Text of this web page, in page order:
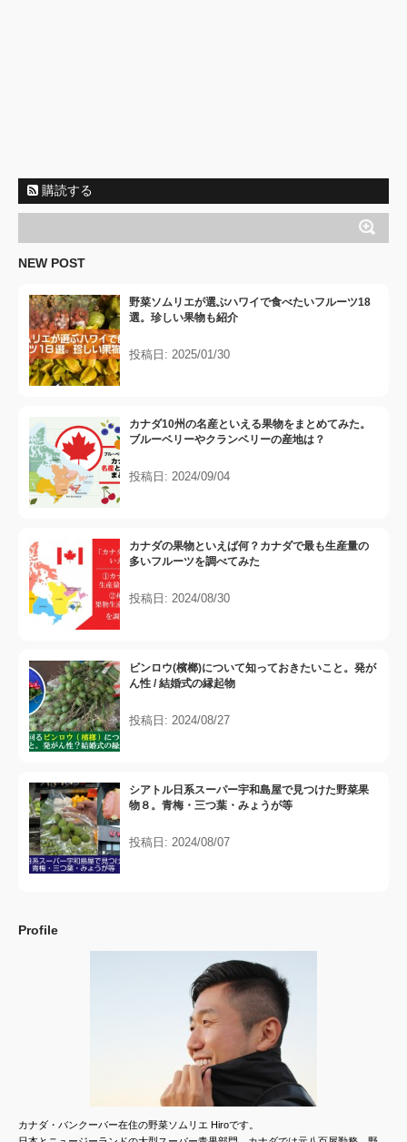
購読する
NEW POST
野菜ソムリエが選ぶハワイで食べたいフルーツ18
選。珍しい果物も紹介
投稿日: 2025/01/30
カナダ10州の名産といえる果物をまとめてみた。
ブルーベリーやクランベリーの産地は？
投稿日: 2024/09/04
カナダの果物といえば何？カナダで最も生産量の
多いフルーツを調べてみた
投稿日: 2024/08/30
ビンロウ(檳榔)について知っておきたいこと。発が
ん性 / 結婚式の縁起物
投稿日: 2024/08/27
シアトル日系スーパー宇和島屋で見つけた野菜果
物８。青梅・三つ葉・みょうが等
投稿日: 2024/08/07
Profile
カナダ・バンクーバー在住の野菜ソムリエ Hiroです。